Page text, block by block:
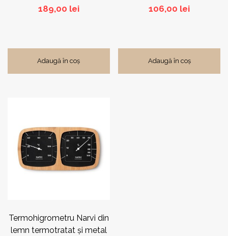
189,00 lei
Adaugă în coș
106,00 lei
Adaugă în coș
Termohigrometru Narvi din
lemn termotratat și metal